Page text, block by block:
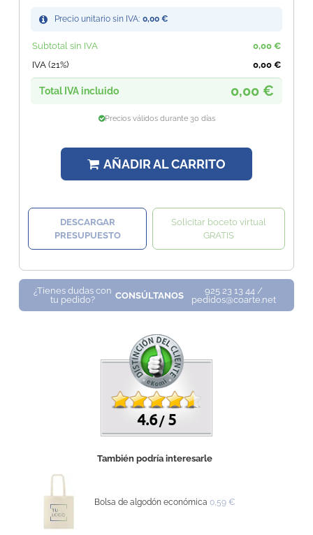
Precio unitario sin IVA: 0,00 €
Subtotal sin IVA
0,00 €
IVA (21%)
0,00 €
Total IVA incluido 0,00 €
Precios válidos durante 30 días
AÑADIR AL CARRITO
DESCARGAR
PRESUPUESTO
Solicitar boceto virtual
GRATIS
¿Tienes dudas con
tu pedido?
CONSÚLTANOS
925 23 13 44 /
pedidos@coarte.net
4.6 /5
También podría interesarle
Bolsa de algodón económica 0,59 €